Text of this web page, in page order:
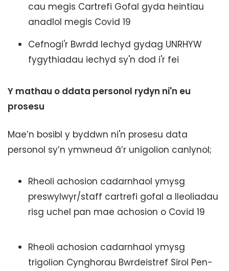
cau megis Cartrefi Gofal gyda heintiau
anadlol megis Covid 19
Cefnogi'r Bwrdd Iechyd gydag UNRHYW
fygythiadau iechyd sy'n dod i'r fei
Y mathau o ddata personol rydyn ni'n eu
prosesu
Mae’n bosibl y byddwn ni'n prosesu data
personol sy’n ymwneud â’r unigolion canlynol;
Rheoli achosion cadarnhaol ymysg
preswylwyr/staff cartrefi gofal a lleoliadau
risg uchel pan mae achosion o Covid 19
Rheoli achosion cadarnhaol ymysg
trigolion Cynghorau Bwrdeistref Sirol Pen-